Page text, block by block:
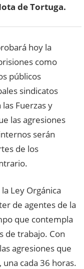
de Tortuga.
hoy la
como
públicos
sindicatos
las Fuerzas y
las agresiones
serán
de los
Ley Orgánica
de agentes de la
que contempla
de trabajo. Con
agresiones que
cada 36 horas.